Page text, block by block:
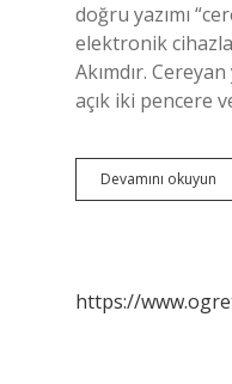
doğru yazımı
elektronik
Akımdır.
açık iki pencere
Devamını okuyun
https://